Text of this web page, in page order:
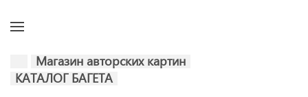
Магазин авторских картин
КАТАЛОГ БАГЕТА